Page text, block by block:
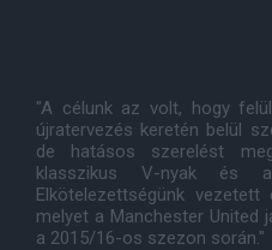
"A célunk az volt, hogy
újratervezés keretén belül
de hatásos szerelést
klasszikus V-nyak és
Elkötelezettségünk
melyet a Manchester United
a 2015/16-os szezon során."